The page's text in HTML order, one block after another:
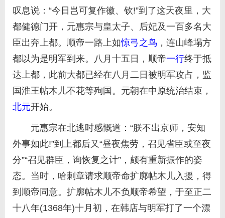
叹息说：“今日岂可复作徽、钦!”到了这天夜里，大
都健德门开，元惠宗与皇太子、后妃及一百多名大
臣出奔上都。顺帝一路上如惊弓之鸟 ，连山峰塌方
都以为是明军到来。八月十五日，顺帝一行终于抵
达上都，此前大都已经在八月二日被明军攻占，监
国淮王帖木儿不花等殉国。元朝在中原统治结束，
北元开始。
元惠宗在北逃时感慨道：“朕不出京师，安知
外事如此!”到上都后又“昼夜焦劳，召见省臣或至夜
分”“召见群臣，询恢复之计”，颇有重新振作的姿
态。当时，哈剌章请求顺帝命扩廓帖木儿入援，得
到顺帝同意。扩廓帖木儿不负顺帝希望，于至正二
十八年(1368年)十月初，在韩店与明军打了一个漂